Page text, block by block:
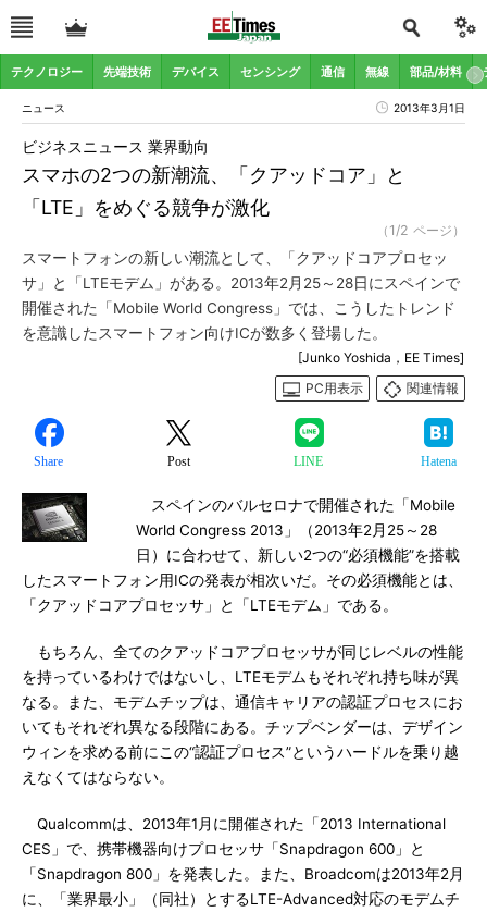
テクノロジー 先端技術 デバイス センシング 通信 無線 部品/材料
ニュース 2013年3月1日
スマホの2つの新潮流、「クアッドコア」と
「LTE」をめぐる競争が激化
ビジネスニュース 業界動向
（1/2 ページ）
スマートフォンの新しい潮流として、「クアッドコアプロセッ
サ」と「LTEモデム」がある。2013年2月25～28日にスペインで
開催された「Mobile World Congress」では、こうしたトレンド
を意識したスマートフォン向けICが数多く登場した。
[Junko Yoshida，EE Times]
PC用表示
関連情報
Share Post LINE Hatena
スペインのバルセロナで開催された「Mobile
World Congress 2013」（2013年2月25～28
日）に合わせて、新しい2つの“必須機能”を搭載
したスマートフォン用ICの発表が相次いだ。その必須機能とは、
「クアッドコアプロセッサ」と「LTEモデム」である。
もちろん、全てのクアッドコアプロセッサが同じレベルの性能
を持っているわけではないし、LTEモデムもそれぞれ持ち味が異
なる。また、モデムチップは、通信キャリアの認証プロセスにお
いてもそれぞれ異なる段階にある。チップベンダーは、デザイン
ウィンを求める前にこの“認証プロセス”というハードルを乗り越
えなくてはならない。
Qualcommは、2013年1月に開催された「2013 International
CES」で、携帯機器向けプロセッサ「Snapdragon 600」と
「Snapdragon 800」を発表した。また、Broadcomは2013年2月
に、「業界最小」（同社）とするLTE-Advanced対応のモデムチ